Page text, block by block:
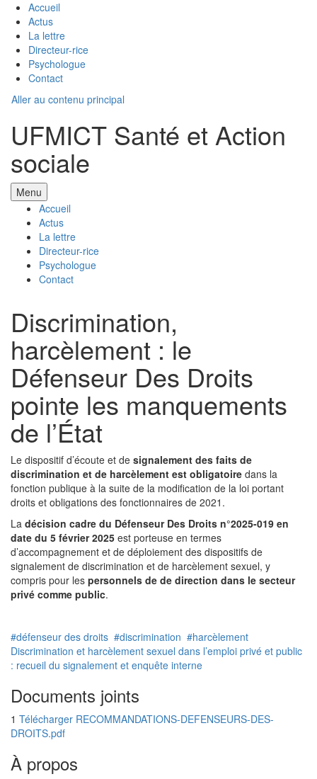
Accueil
Actus
La lettre
Directeur-rice
Psychologue
Contact
Aller au contenu principal
UFMICT Santé et Action
sociale
Menu
Accueil
Actus
La lettre
Directeur-rice
Psychologue
Contact
Discrimination,
harcèlement : le
Défenseur Des Droits
pointe les manquements
de l’État
Le dispositif d’écoute et de signalement des faits de
discrimination et de harcèlement est obligatoire dans la
fonction publique à la suite de la modification de la loi portant
droits et obligations des fonctionnaires de 2021.
La décision cadre du Défenseur Des Droits n°2025-019 en
date du 5 février 2025 est porteuse en termes
d’accompagnement et de déploiement des dispositifs de
signalement de discrimination et de harcèlement sexuel, y
compris pour les personnels de de direction dans le secteur
privé comme public.
#défenseur des droits #discrimination #harcèlement
Discrimination et harcèlement sexuel dans l’emploi privé et public
: recueil du signalement et enquête interne
Documents joints
1 Télécharger RECOMMANDATIONS-DEFENSEURS-DES-
DROITS.pdf
À propos